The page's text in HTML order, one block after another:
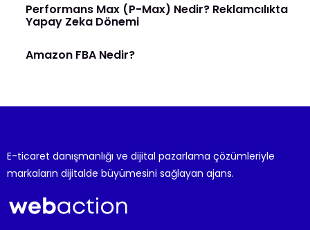
Performans Max (P-Max) Nedir? Reklamcılıkta
Yapay Zeka Dönemi
Amazon FBA Nedir?
E-ticaret danışmanlığı ve dijital pazarlama çözümleriyle
markaların dijitalde büyümesini sağlayan ajans.